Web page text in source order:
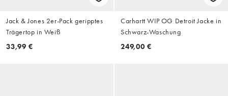
Jack & Jones 2er-Pack geripptes
Trägertop in Weiß
33,99 €
Carhartt WIP OG Detroit Jacke in
Schwarz-Waschung
249,00 €